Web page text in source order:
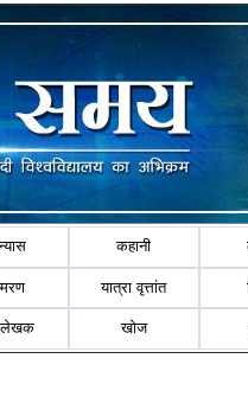
कहानी
यात्रा वृत्तांत
लेखक खोज